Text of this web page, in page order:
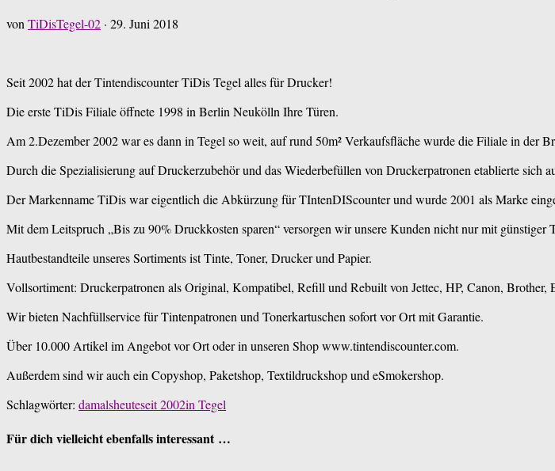
von TiDisTegel-02 · 29. Juni 2018
Seit 2002 hat der Tintendiscounter TiDis Tegel alles für Drucker!
Die erste TiDis Filiale öffnete 1998 in Berlin Neukölln Ihre Türen.
Am 2.Dezember 2002 war es dann in Tegel so weit, auf rund 50m² Verkaufsfläche wurde die Filiale in der
Durch die Spezialisierung auf Druckerzubehör und das Wiederbefüllen von Druckerpatronen etablierte sich
Der Markenname TiDis war eigentlich die Abkürzung für TIntenDIScounter und wurde 2001 als Marke
Mit dem Leitspruch „Bis zu 90% Druckkosten sparen“ versorgen wir unsere Kunden nicht nur mit
Hautbestandteile unseres Sortiments ist Tinte, Toner, Drucker und Papier.
Vollsortiment: Druckerpatronen als Original, Kompatibel, Refill und Rebuilt von Jettec, HP, Canon, Brother,
Wir bieten Nachfüllservice für Tintenpatronen und Tonerkartuschen sofort vor Ort mit Garantie.
Über 10.000 Artikel im Angebot vor Ort oder in unseren Shop www.tintendiscounter.com.
Außerdem sind wir auch ein Copyshop, Paketshop, Textildruckshop und eSmokershop.
Schlagwörter: damalsheuteseit 2002in Tegel
Für dich vielleicht ebenfalls interessant …